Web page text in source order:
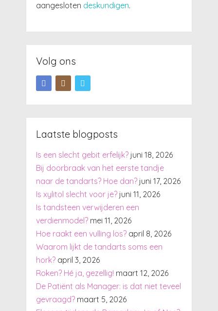
aangesloten deskundigen.
Volg ons
Laatste blogposts
Is een slecht gebit erfelijk? juni 18, 2026
Bij doorbraak van het eerste tandje
naar de tandarts? Hoe dan? juni 17, 2026
Is xylitol slecht voor je? juni 11, 2026
Is tandsteen verwijderen een
verdienmodel? mei 11, 2026
Hoe raakt een vulling los? april 8, 2026
Waarom lijkt de tandarts soms een
hork? april 3, 2026
Roken? Hé ja, gezellig! maart 12, 2026
De Patiënt als Manager: is dat niet teveel
gevraagd? maart 5, 2026